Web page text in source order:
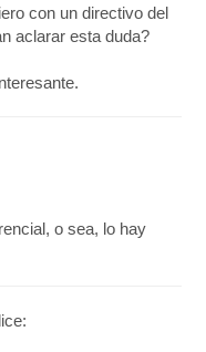
con un directivo del
aclarar esta duda?
o sea, lo hay